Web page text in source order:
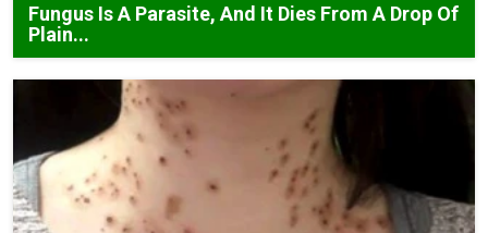
Fungus Is A Parasite, And It Dies From A Drop Of
Plain...